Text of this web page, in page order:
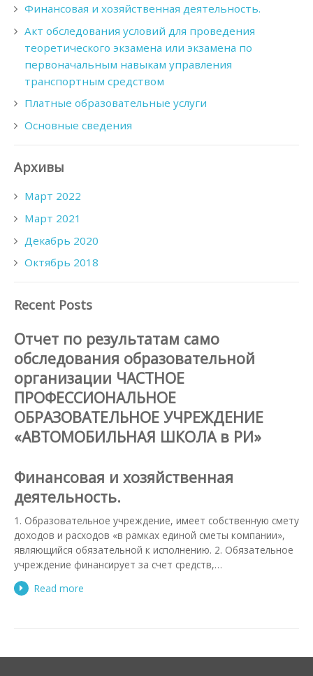
Финансовая и хозяйственная деятельность.
Акт обследования условий для проведения
теоретического экзамена или экзамена по
первоначальным навыкам управления
транспортным средством
Платные образовательные услуги
Основные сведения
Архивы
Март 2022
Март 2021
Декабрь 2020
Октябрь 2018
Recent Posts
Отчет по результатам само
обследования образовательной
организации ЧАСТНОЕ
ПРОФЕССИОНАЛЬНОЕ
ОБРАЗОВАТЕЛЬНОЕ УЧРЕЖДЕНИЕ
«АВТОМОБИЛЬНАЯ ШКОЛА в РИ»
Финансовая и хозяйственная
деятельность.
1. Образовательное учреждение, имеет собственную смету
доходов и расходов «в рамках единой сметы компании»,
являющийся обязательной к исполнению. 2. Обязательное
учреждение финансирует за счет средств,…
Read more